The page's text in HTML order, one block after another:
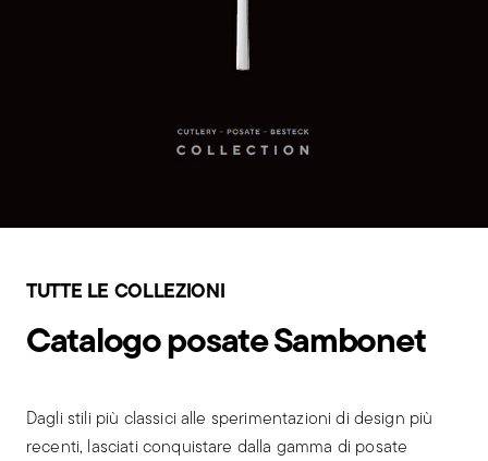
TUTTE LE COLLEZIONI
Catalogo posate Sambonet
Dagli stili più classici alle sperimentazioni di design più
recenti, lasciati conquistare dalla gamma di posate